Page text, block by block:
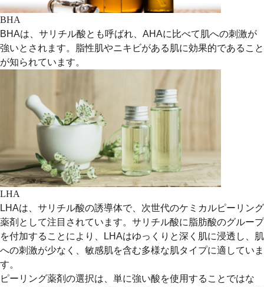
BHA
BHAは、サリチル酸とも呼ばれ、AHAに比べて肌への刺激が
強いとされます。脂性肌やニキビがある肌に効果的であること
が知られています。
LHA
LHAは、サリチル酸の誘導体で、次世代のケミカルピーリング
薬剤として注目されています。サリチル酸に脂肪酸のグループ
を付加することにより、LHAはゆっくりと深く肌に浸透し、肌
への刺激が少なく、敏感肌を含む多様な肌タイプに適していま
す。
ピーリング薬剤の選択は、単に強い酸を使用することではな